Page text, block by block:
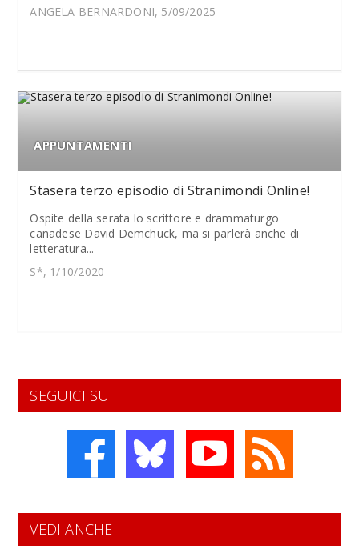
ANGELA BERNARDONI, 5/09/2025
APPUNTAMENTI
Stasera terzo episodio di Stranimondi Online!
Ospite della serata lo scrittore e drammaturgo
canadese David Demchuck, ma si parlerà anche di
letteratura...
S*, 1/10/2020
SEGUICI SU
VEDI ANCHE